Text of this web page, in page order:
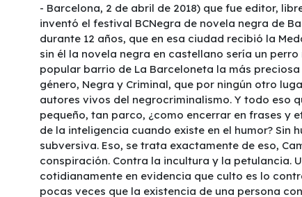
- Barcelona, 2 de abril de 2018) que fue editor,
inventó el festival BCNegra de novela negra de
durante 12 años, que en esa ciudad recibió la
sin él la novela negra en castellano sería un
popular barrio de La Barceloneta la más
género, Negra y Criminal, que por ningún otro
autores vivos del negrocriminalismo. Y todo eso
pequeño, tan parco, ¿como encerrar en frases y
de la inteligencia cuando existe en el humor? Sin
subversiva. Eso, se trata exactamente de eso,
conspiración. Contra la incultura y la petulancia.
cotidianamente en evidencia que culto es lo
pocas veces que la existencia de una persona